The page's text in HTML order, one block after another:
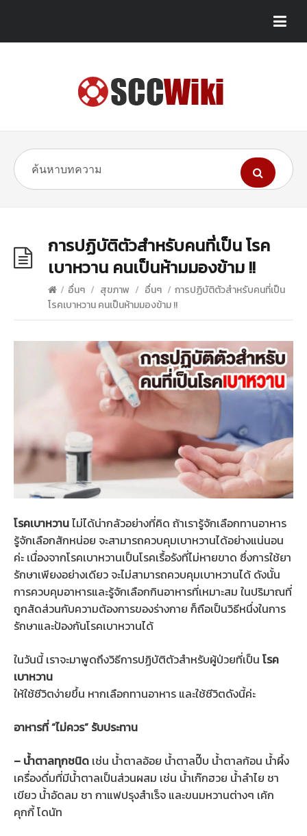
การปฏิบัติตัวสำหรับคนที่เป็น โรค
เบาหวาน คนเป็นห้ามมองข้าม !!
/ อื่นๆ / สุขภาพ / อื่นๆ / การปฏิบัติตัวสำหรับคนที่เป็น
โรคเบาหวาน คนเป็นห้ามมองข้าม !!
โรคเบาหวานไม่ได้น่ากลัวอย่างที่คิด ถ้าเรารู้จักเลือกทานอาหาร
รู้จักเลือกสักหน่อย จะสามารถควบคุมเบาหวานได้อย่างแน่นอน
ค่ะ เนื่องจากโรคเบาหวานเป็นโรคเรื้อรังที่ไม่หายขาด ซึ่งการใช้ยา
รักษาเพียงอย่างเดียว จะไม่สามารถควบคุมเบาหวานได้ ดังนั้น
การควบคุมอาหารและรู้จักเลือกกินอาหารที่เหมาะสม ในปริมาณที่
ถูกสัดส่วนกับความต้องการของร่างกาย ก็ถือเป็นวิธีหนึ่งในการ
รักษาและป้องกันโรคเบาหวานได้
ในวันนี้ เราจะมาพูดถึงวิธีการปฏิบัติตัวสำหรับผู้ป่วยที่เป็น โรค
เบาหวาน
ให้ใช้ชีวิตง่ายขึ้น หากเลือกทานอาหาร และใช้ชีวิตดังนี้ค่ะ
อาหารที่ “ไม่ควร” รับประทาน
– น้ำตาลทุกชนิด เช่น น้ำตาลอ้อย น้ำตาลปี๊บ น้ำตาลก้อน น้ำผึ้ง
เครื่องดื่มที่มีน้ำตาลเป็นส่วนผสม เช่น น้ำเก๊กฮวย น้ำลำไย ชา
เขียว น้ำอัดลม ชา กาแฟปรุงสำเร็จ และขนมหวานต่างๆ เค้ก
คุกกี้ โดนัท